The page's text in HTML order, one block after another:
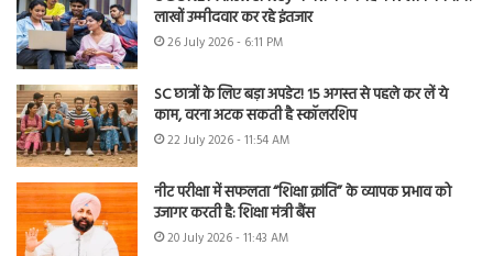
लाखों उम्मीदवार कर रहे इंतजार
26 July 2026 - 6:11 PM
SC छात्रों के लिए बड़ा अपडेट! 15 अगस्त से पहले कर लें ये
काम, वरना अटक सकती है स्कॉलरशिप
22 July 2026 - 11:54 AM
नीट परीक्षा में सफलता “शिक्षा क्रांति” के व्यापक प्रभाव को
उजागर करती है: शिक्षा मंत्री बैंस
20 July 2026 - 11:43 AM